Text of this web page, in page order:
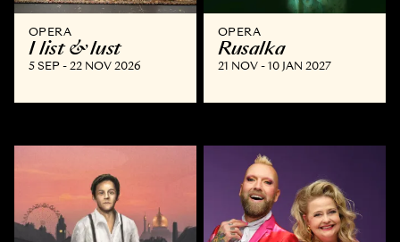
OPERA
I list & lust
5 SEP - 22 NOV 2026
OPERA
Rusalka
21 NOV - 10 JAN 2027